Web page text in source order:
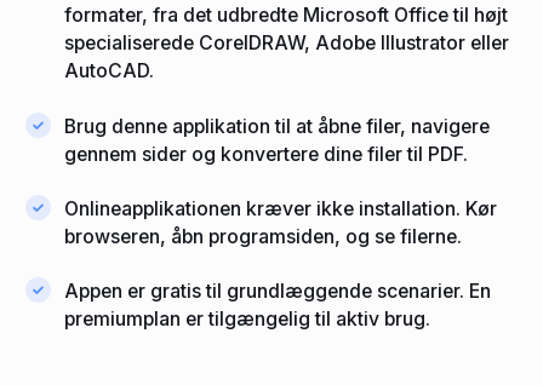
formater, fra det udbredte Microsoft Office til højt
specialiserede CorelDRAW, Adobe Illustrator eller
AutoCAD.
Brug denne applikation til at åbne filer, navigere
gennem sider og konvertere dine filer til PDF.
Onlineapplikationen kræver ikke installation. Kør
browseren, åbn programsiden, og se filerne.
Appen er gratis til grundlæggende scenarier. En
premiumplan er tilgængelig til aktiv brug.